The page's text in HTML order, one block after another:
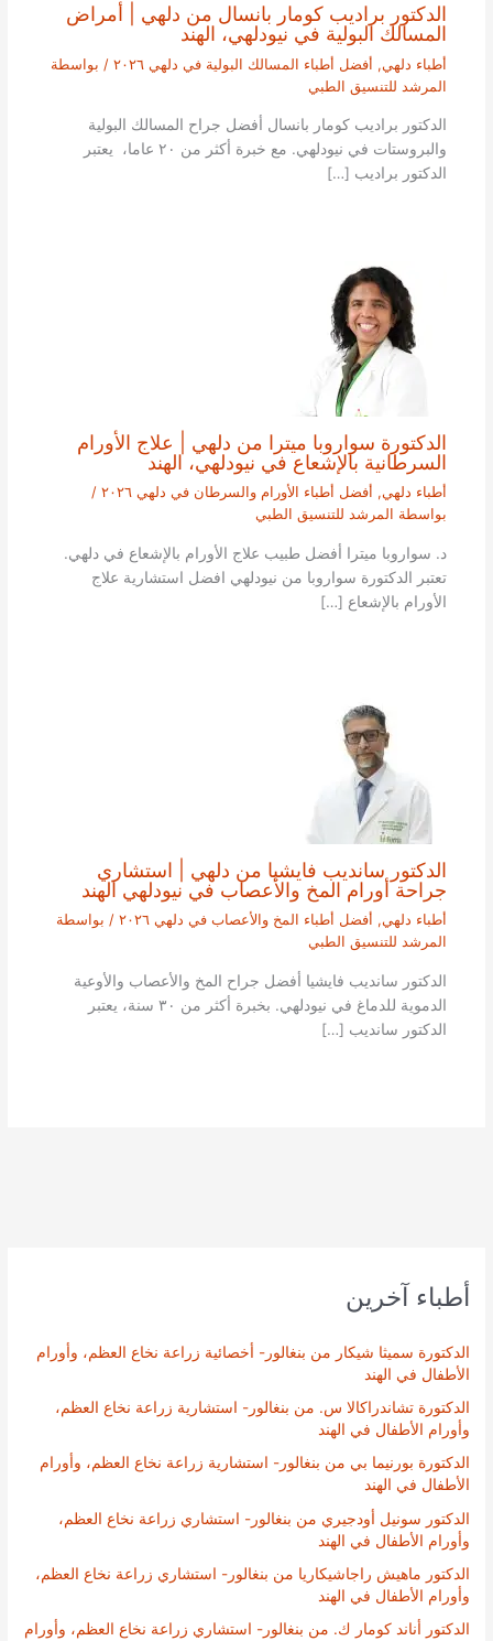
أطباء آخرين
الدكتورة سميثا شيكار من بنغالور- أخصائية زراعة نخاع العظم، وأورام
الأطفال في الهند
الدكتورة تشاندراكالا س. من بنغالور- استشارية زراعة نخاع العظم،
وأورام الأطفال في الهند
الدكتورة بورنيما بي من بنغالور- استشارية زراعة نخاع العظم، وأورام
الأطفال في الهند
الدكتور سونيل أودجيري من بنغالور- استشاري زراعة نخاع العظم،
وأورام الأطفال في الهند
الدكتور ماهيش راجاشيكاريا من بنغالور- استشاري زراعة نخاع العظم،
وأورام الأطفال في الهند
الدكتور أناند كومار ك. من بنغالور- استشاري زراعة نخاع العظم، وأورام
الدكتور براديب كومار بانسال من دلهي | أمراض
المسالك البولية في نيودلهي، الهند
أطباء دلهي, أفضل أطباء المسالك البولية في دلهي ٢٠٢٦
/ بواسطة
المرشد للتنسيق الطبي
الدكتور براديب كومار بانسال أفضل جراح المسالك البولية
والبروستات في نيودلهي. مع خبرة أكثر من ٢٠ عاما، يعتبر
الدكتور براديب […]
الدكتورة سواروبا ميترا من دلهي | علاج الأورام
السرطانية بالإشعاع في نيودلهي، الهند
أطباء دلهي, أفضل أطباء الأورام والسرطان في دلهي ٢٠٢٦
/
بواسطة المرشد للتنسيق الطبي
د. سواروبا ميترا أفضل طبيب علاج الأورام بالإشعاع في دلهي.
تعتبر الدكتورة سواروبا من نيودلهي افضل استشارية علاج
الأورام بالإشعاع […]
الدكتور سانديب فايشيا من دلهي | استشاري
جراحة أورام المخ والأعصاب في نيودلهي الهند
أطباء دلهي, أفضل أطباء المخ والأعصاب في دلهي ٢٠٢٦
/ بواسطة
المرشد للتنسيق الطبي
الدكتور سانديب فايشيا أفضل جراح المخ والأعصاب والأوعية
الدموية للدماغ في نيودلهي. بخبرة أكثر من ٣٠ سنة، يعتبر
الدكتور سانديب […]